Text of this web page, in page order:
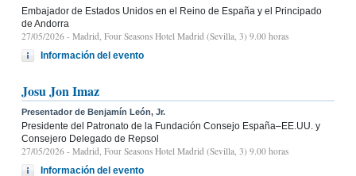
Embajador de Estados Unidos en el Reino de España y el Principado
de Andorra
27/05/2026 - Madrid, Four Seasons Hotel Madrid (Sevilla, 3) 9.00 horas
Información del evento
Josu Jon Imaz
Presentador de Benjamín León, Jr.
Presidente del Patronato de la Fundación Consejo España–EE.UU. y
Consejero Delegado de Repsol
27/05/2026 - Madrid, Four Seasons Hotel Madrid (Sevilla, 3) 9.00 horas
Información del evento